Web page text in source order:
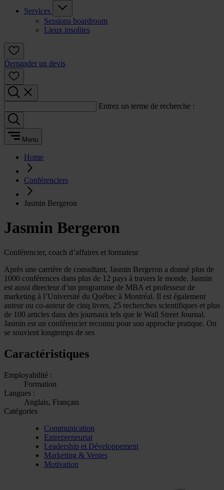
Services
Sessions boardroom
Lieux insolites
Demander un devis
Entrez un terme de recherche :
Menu
Home
Conférenciers
Jasmin Bergeron
Jasmin Bergeron
Conférencier, coach d’affaires et formateur
Après une carrière de consultant, Jasmin Bergeron a donné plus de
1000 conférences dans plus de 12 pays à travers le monde. Jasmin
est aussi directeur d’un programme de MBA et professeur de
marketing à l’Université du Québec à Montréal. Il est également
auteur ou co-auteur de cinq livres, 25 recherches scientifiques et plus
de 100 articles dans des journaux tels que le Wall Street Journal.
Jasmin est un conférencier reconnu pour son approche pratique. On
se souvient longtemps de ses
Caractéristiques
Employabilité :
Formation
Langues :
Anglais, Français
Catégories
Communication
Entrepreneuriat
Leadership et Développement
Marketing & Ventes
Motivation